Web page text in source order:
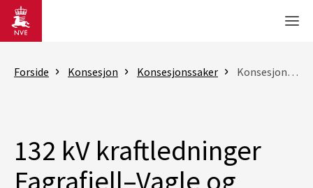
Gå til hovedinnhold
Forside Konsesjon Konsesjonssaker Konsesjonssak
132 kV kraftledninger
Fagrafjell–Vagle og